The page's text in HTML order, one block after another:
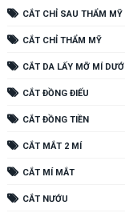
CẮT CHỈ SAU THẨM MỸ
CẮT CHỈ THẨM MỸ
CẮT DA LẤY MỠ MÍ DƯỚI
CẮT ĐỒNG ĐIẾU
CẮT ĐỒNG TIỀN
CẮT MẮT 2 MÍ
CẮT MÍ MẮT
CẮT NƯỚU